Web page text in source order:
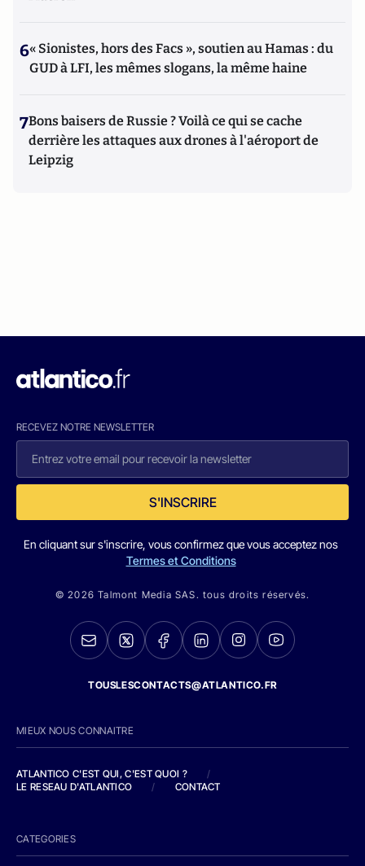
6« Sionistes, hors des Facs », soutien au Hamas : du
GUD à LFI, les mêmes slogans, la même haine
7Bons baisers de Russie ? Voilà ce qui se cache
derrière les attaques aux drones à l'aéroport de
Leipzig
RECEVEZ NOTRE NEWSLETTER
S'INSCRIRE
En cliquant sur s'inscrire, vous confirmez que vous acceptez nos
Termes et Conditions
© 2026 Talmont Media SAS. tous droits réservés.
TOUSLESCONTACTS@ATLANTICO.FR
MIEUX NOUS CONNAITRE
ATLANTICO C'EST QUI, C'EST QUOI ?
/
LE RESEAU D'ATLANTICO
/ CONTACT
CATEGORIES